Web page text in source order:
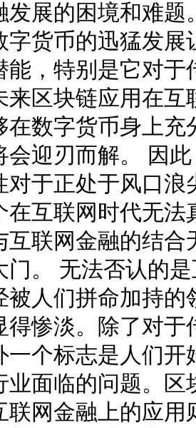
发展的困境和难
字货币的迅猛发
能，特别是它对
来区块链应用在
在数字货币身上
会迎刃而解。 因
对于正处于风口
在互联网时代无
互联网金融的结
门。 无法否认的
被人们拼命加持
得惨淡。除了对
一个标志是人们
业面临的问题。
联网金融上的应